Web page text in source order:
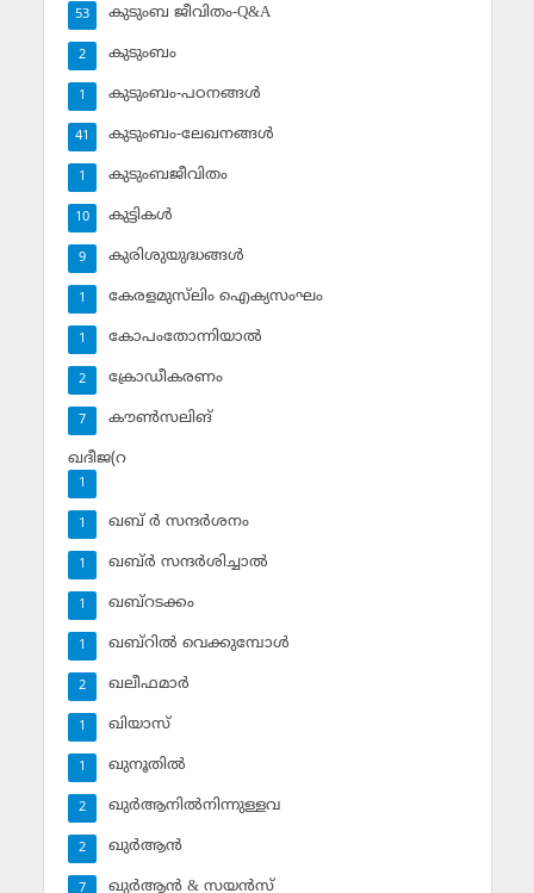
കുടുംബ ജീവിതം-Q&A
53
കുടുംബം
2
കുടുംബം-പഠനങ്ങള്‍
1
കുടുംബം-ലേഖനങ്ങള്‍
41
കുടുംബജീവിതം
1
കുട്ടികള്‍
10
കുരിശുയുദ്ധങ്ങള്‍
9
കേരളമുസ്‌ലിം ഐക്യസംഘം
1
കോപംതോന്നിയാല്‍
1
ക്രോഡീകരണം
2
കൗണ്‍സലിങ്‌
7
ഖദീജ(റ
1
ഖബ് ര്‍ സന്ദര്‍ശനം
1
ഖബ്ര്‍ സന്ദര്‍ശിച്ചാല്‍
1
ഖബ്‌റടക്കം
1
ഖബ്‌റില്‍ വെക്കുമ്പോള്‍
1
ഖലീഫമാര്‍
2
ഖിയാസ്
1
ഖുനൂതില്‍
1
ഖുര്‍ആനില്‍നിന്നുള്ളവ
2
ഖുര്‍ആന്‍
2
ഖുര്‍ആന്‍ & സയന്‍സ്‌
7